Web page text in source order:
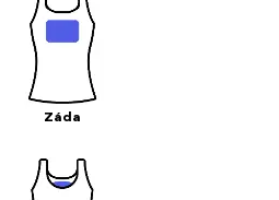
Záda